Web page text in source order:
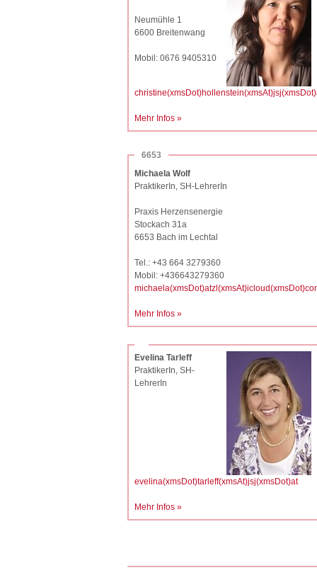
Neumühle 1
6600 Breitenwang
Mobil: 0676 9405310
Mehr Infos »
6653
Michaela Wolf
PraktikerIn, SH-LehrerIn
Praxis Herzensenergie
Stockach 31a
6653 Bach im Lechtal
Tel.: +43 664 3279360
Mobil: +436643279360
Mehr Infos »
Evelina Tarleff
PraktikerIn, SH-
LehrerIn
evelina(xmsDot)tarleff(xmsAt)jsj(xmsDot)at
Mehr Infos »